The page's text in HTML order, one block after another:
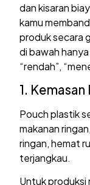
dan kisaran
kamu
produk secara
di bawah
“rendah”,
1.
Pouch plastik
makanan
ringan, hemat
terjangkau.
Untuk produksi